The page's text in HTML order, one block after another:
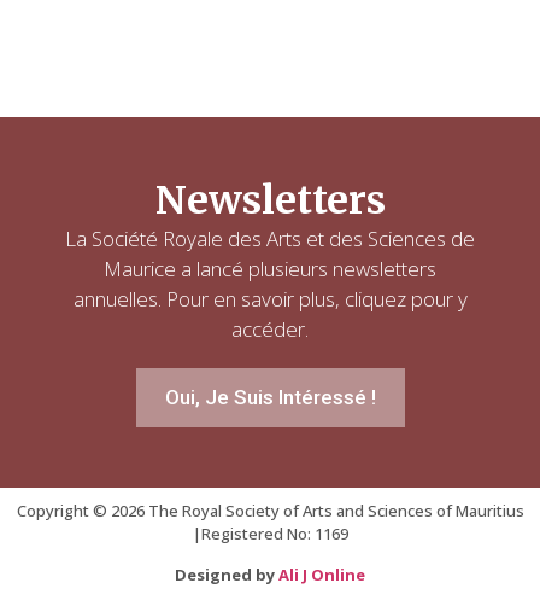
Oui, Je Suis Intéressé !
Newsletters
La Société Royale des Arts et des Sciences de
Maurice a lancé plusieurs newsletters
annuelles. Pour en savoir plus, cliquez pour y
accéder.
Copyright © 2026 The Royal Society of Arts and Sciences of Mauritius
|Registered No: 1169
Designed byAli J Online